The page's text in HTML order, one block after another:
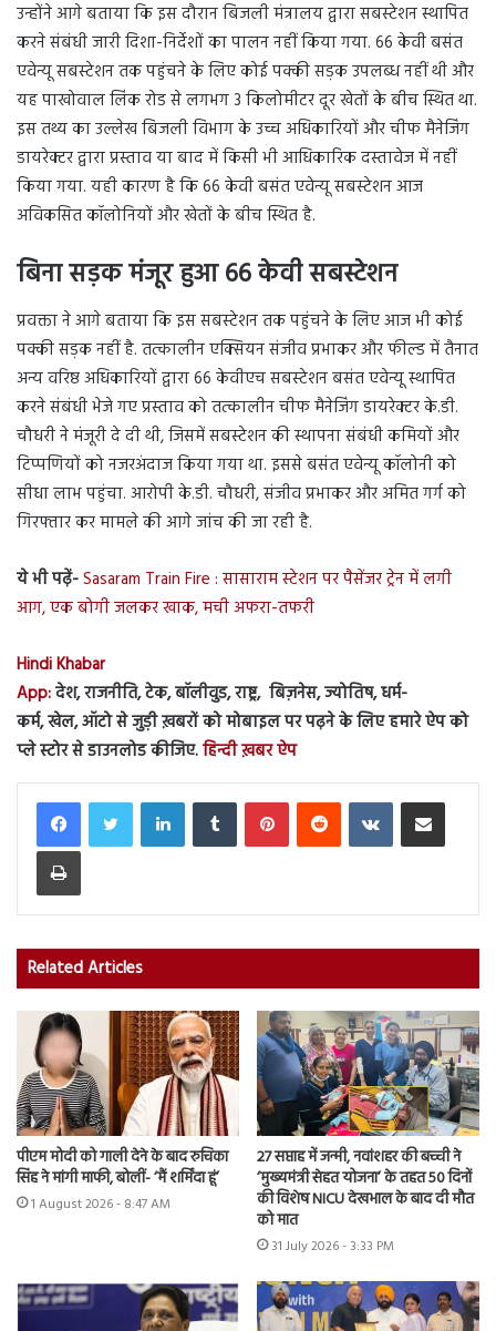
उन्होंने आगे बताया कि इस दौरान बिजली मंत्रालय द्वारा सबस्टेशन स्थापित
करने संबंधी जारी दिशा-निर्देशों का पालन नहीं किया गया. 66 केवी बसंत
एवेन्यू सबस्टेशन तक पहुंचने के लिए कोई पक्की सड़क उपलब्ध नहीं थी और
यह पाखोवाल लिंक रोड से लगभग 3 किलोमीटर दूर खेतों के बीच स्थित था.
इस तथ्य का उल्लेख बिजली विभाग के उच्च अधिकारियों और चीफ मैनेजिंग
डायरेक्टर द्वारा प्रस्ताव या बाद में किसी भी आधिकारिक दस्तावेज में नहीं
किया गया. यही कारण है कि 66 केवी बसंत एवेन्यू सबस्टेशन आज
अविकसित कॉलोनियों और खेतों के बीच स्थित है.
बिना सड़क मंजूर हुआ 66 केवी सबस्टेशन
प्रवक्ता ने आगे बताया कि इस सबस्टेशन तक पहुंचने के लिए आज भी कोई
पक्की सड़क नहीं है. तत्कालीन एक्सियन संजीव प्रभाकर और फील्ड में तैनात
अन्य वरिष्ठ अधिकारियों द्वारा 66 केवीएच सबस्टेशन बसंत एवेन्यू स्थापित
करने संबंधी भेजे गए प्रस्ताव को तत्कालीन चीफ मैनेजिंग डायरेक्टर के.डी.
चौधरी ने मंजूरी दे दी थी, जिसमें सबस्टेशन की स्थापना संबंधी कमियों और
टिप्पणियों को नजरअंदाज किया गया था. इससे बसंत एवेन्यू कॉलोनी को
सीधा लाभ पहुंचा. आरोपी के.डी. चौधरी, संजीव प्रभाकर और अमित गर्ग को
गिरफ्तार कर मामले की आगे जांच की जा रही है.
ये भी पढ़ें-Sasaram Train Fire : सासाराम स्टेशन पर पैसेंजर ट्रेन में लगी
आग, एक बोगी जलकर खाक, मची अफरा-तफरी
Hindi Khabar
App:देश, राजनीति, टेक, बॉलीवुड, राष्ट्र, बिज़नेस, ज्योतिष, धर्म-
कर्म, खेल, ऑटो से जुड़ी ख़बरों को मोबाइल पर पढ़ने के लिए हमारे ऐप को
प्ले स्टोर से डाउनलोड कीजिए.हिन्दी ख़बर ऐप
LinkedInTumblr PinterestReddit VKontakteShare via Email
Print
Related Articles
पीएम मोदी को गाली देने के बाद रुचिका
सिंह ने मांगी माफी, बोलीं- ‘मैं शर्मिंदा हूं’
1 August 2026 - 8:47 AM
27 सप्ताह में जन्मी, नवांशहर की बच्ची ने
‘मुख्यमंत्री सेहत योजना’ के तहत 50 दिनों
की विशेष NICU देखभाल के बाद दी मौत
को मात
31 July 2026 - 3:33 PM